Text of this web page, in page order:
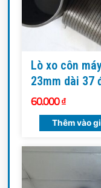
Lò xo côn
23mm dài 37
60.000₫
Thêm vào